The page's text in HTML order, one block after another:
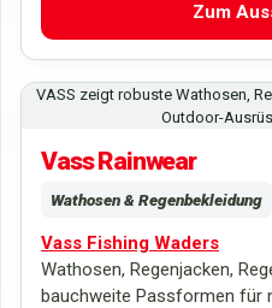
Zum
VASS zeigt robuste Wathosen,
Outdoor-
Vass Rainwear
Wathosen & Regenbekleidung
Vass Fishing Waders
Wathosen, Regenjacken,
bauchweite Passformen für